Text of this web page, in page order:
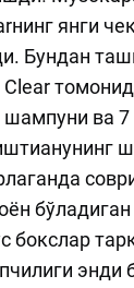
янги
Бундан
Clear
шампуни ва
бўладиган
бокслар